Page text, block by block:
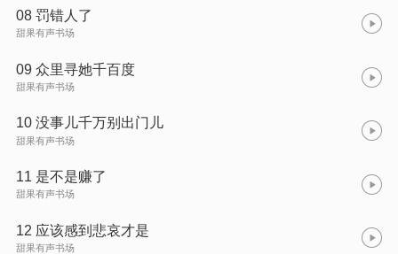
08 罚错人了
甜果有声书场
09 众里寻她千百度
甜果有声书场
10 没事儿千万别出门儿
甜果有声书场
11 是不是赚了
甜果有声书场
12 应该感到悲哀才是
甜果有声书场